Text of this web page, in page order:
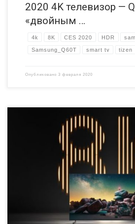
2020 4K телевизор —
«двойным …
4k 8K CES 2020 HDR
Samsung_Q60T smart tv tizen
Опубликовано 3 февраля 2020
Так как все больше телевизионных
обращаются к футуристической
для современных телевизоров премиум-
слышите слово «8K», которое все чаще и
приходит вопрос понимания того, что
видео, домашнего кинотеата, ответить не